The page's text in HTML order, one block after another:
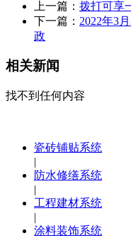
上一篇： 拨打可享
下一篇： 2022年3
政
相关新闻
找不到任何内容
瓷砖铺贴系统
|
防水修缮系统
|
工程建材系统
|
涂料装饰系统